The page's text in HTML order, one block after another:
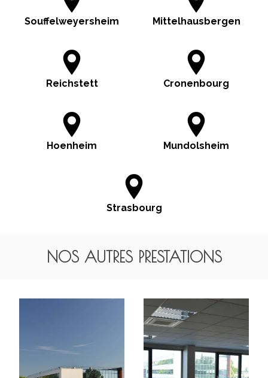
Souffelweyersheim Mittelhausbergen
Reichstett Cronenbourg
Hoenheim Mundolsheim
Strasbourg
NOS AUTRES PRESTATIONS